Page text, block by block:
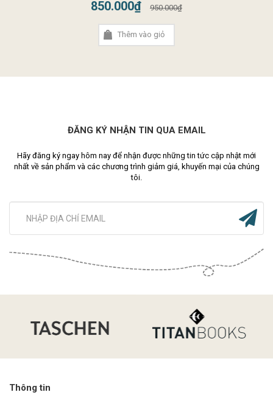
850.000₫ 950.000₫
Thêm vào giỏ
ĐĂNG KÝ NHẬN TIN QUA EMAIL
Hãy đăng ký ngay hôm nay để nhận được những tin tức cập nhật mới
nhất về sản phẩm và các chương trình giảm giá, khuyến mại của chúng
tôi.
Thông tin